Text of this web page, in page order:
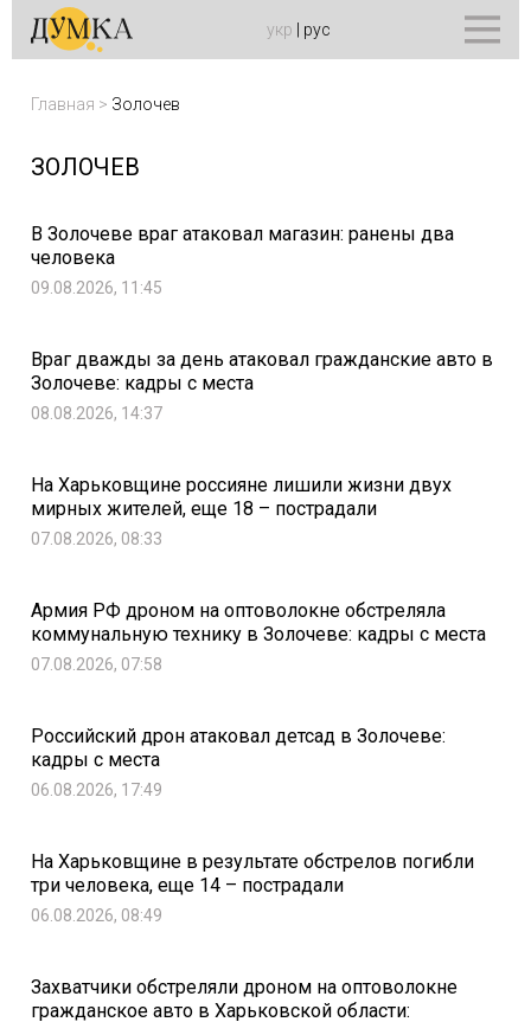
укр рус
Главная > Золочев
ЗОЛОЧЕВ
В Золочеве враг атаковал магазин: ранены два
человека
09.08.2026, 11:45
Враг дважды за день атаковал гражданские авто в
Золочеве: кадры с места
08.08.2026, 14:37
На Харьковщине россияне лишили жизни двух
мирных жителей, еще 18 – пострадали
07.08.2026, 08:33
Армия РФ дроном на оптоволокне обстреляла
коммунальную технику в Золочеве: кадры с места
07.08.2026, 07:58
Российский дрон атаковал детсад в Золочеве:
кадры с места
06.08.2026, 17:49
На Харьковщине в результате обстрелов погибли
три человека, еще 14 – пострадали
06.08.2026, 08:49
Захватчики обстреляли дроном на оптоволокне
гражданское авто в Харьковской области: